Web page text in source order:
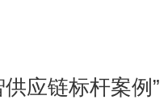
应链标杆案例”